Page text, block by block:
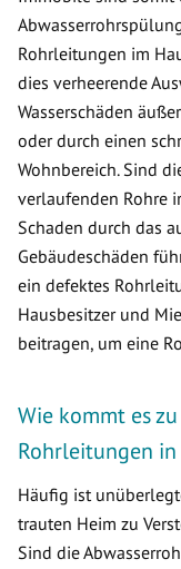
Rohrleitungen im
dies verheerende
Wasserschäden
oder durch einen
Wohnbereich. Sind
verlaufenden Rohre
Schaden durch das
Gebäudeschäden
ein defektes
Hausbesitzer und
beitragen, um eine
Wie kommt es
Rohrleitungen
Häufig ist
trauten Heim zu
Sind die